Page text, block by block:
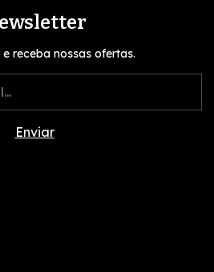
receba nossas ofertas.